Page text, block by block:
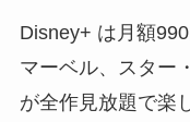
Disney+ は月額
マーベル、スター
が全作見放題で楽